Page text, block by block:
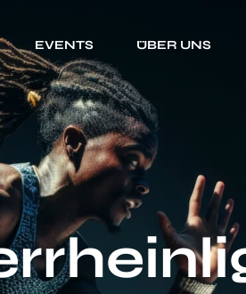
EVENTS ÜBER UNS